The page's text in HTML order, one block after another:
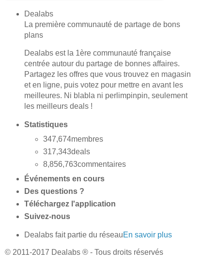
Dealabs
La première communauté de partage de bons
plans
Dealabs est la 1ère communauté française
centrée autour du partage de bonnes affaires.
Partagez les offres que vous trouvez en magasin
et en ligne, puis votez pour mettre en avant les
meilleures. Ni blabla ni perlimpinpin, seulement
les meilleurs deals !
Statistiques
347,674membres
317,343deals
8,856,763commentaires
Événements en cours
Des questions ?
Téléchargez l'application
Suivez-nous
Dealabs fait partie du réseauEn savoir plus
© 2011-2017 Dealabs ® - Tous droits réservés